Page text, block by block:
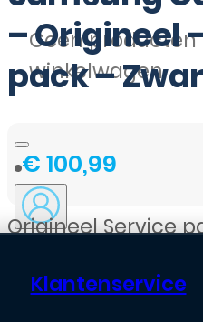
Geen producten
winkelwagen.
Klantenservice
– Origineel
pack –
€100,99
Origineel Service